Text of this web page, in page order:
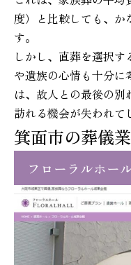
度）と比較しても、か
す。
しかし、直葬を選択
や遺族の心情も十分に
は、故人との最後の
訪れる機会が失われて
箕面市の葬儀
フローラルホー